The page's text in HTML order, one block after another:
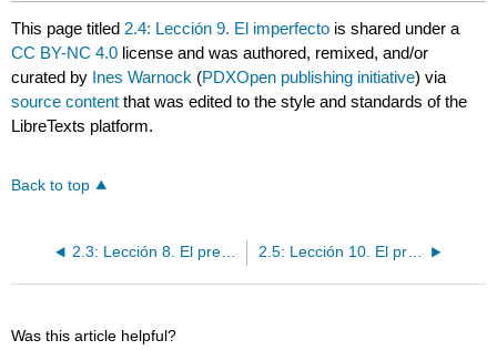
This page titled 2.4: Lección 9. El imperfecto is shared under a
CC BY-NC 4.0 license and was authored, remixed, and/or
curated by Ines Warnock (PDXOpen publishing initiative) via
source content that was edited to the style and standards of the
LibreTexts platform.
Back to top
2.3: Lección 8. El pretérito 2.5: Lección 10. El pretérito y el imperfecto
Was this article helpful?